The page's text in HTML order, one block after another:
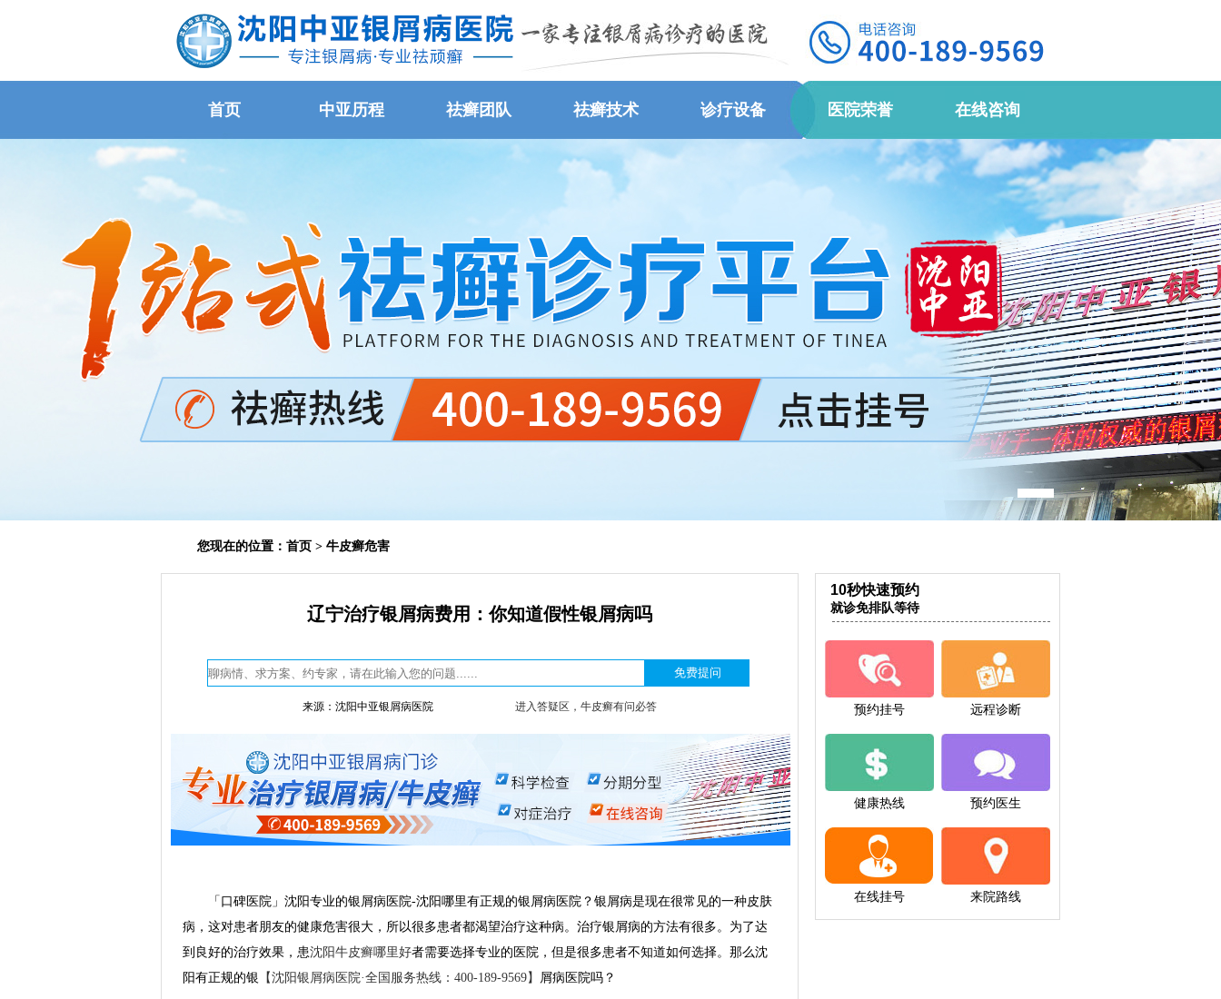
首页 中亚历程 祛癣团队 祛癣技术 诊疗设备 医院荣誉 在线咨询
您现在的位置： 首页 > 牛皮癣危害
辽宁治疗银屑病费用：你知道假性银屑病吗
来源：沈阳中亚银屑病医院 进入答疑区，牛皮癣有问必答
「口碑医院」沈阳专业的银屑病医院-沈阳哪里有正规的银屑病医院？银屑病是现在很常见的一种皮肤
病，这对患者朋友的健康危害很大，所以很多患者都渴望治疗这种病。治疗银屑病的方法有很多。为了达
到良好的治疗效果，患沈阳牛皮癣哪里好者需要选择专业的医院，但是很多患者不知道如何选择。那么沈
阳有正规的银 【沈阳银屑病医院·全国服务热线：400-189-9569】 屑病医院吗？
10秒快速预约
就诊免排队等待
预约挂号 远程诊断
健康热线 预约医生
在线挂号 来院路线